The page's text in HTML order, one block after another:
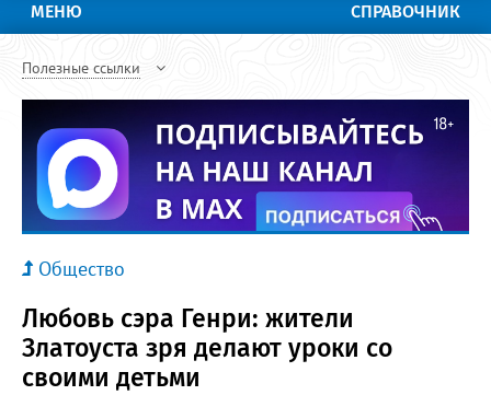
МЕНЮ СПРАВОЧНИК
Полезные ссылки
Общество
Любовь сэра Генри: жители
Златоуста зря делают уроки со
своими детьми